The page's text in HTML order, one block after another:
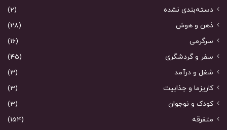
دسته‌بندی نشده
(2)
ذهن و هوش
(28)
سرگرمی
(16)
سفر و گردشگری
(45)
شغل و درآمد
(3)
کاریزما و جذابیت
(3)
کودک و نوجوان
(3)
متفرقه
(154)